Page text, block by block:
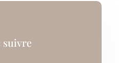
suivre